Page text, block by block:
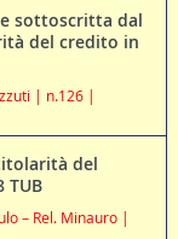
sottoscritta dal
del credito in
| n.126 |
titolarità del
TUB
– Rel. Minauro |